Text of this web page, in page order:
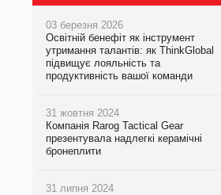
03 березня 2026
Освітній бенефіт як інструмент
утримання талантів: як ThinkGlobal
підвищує лояльність та
продуктивність вашої команди
31 жовтня 2024
Компанія Rarog Tactical Gear
презентувала надлегкі керамічні
бронеплити
31 липня 2024